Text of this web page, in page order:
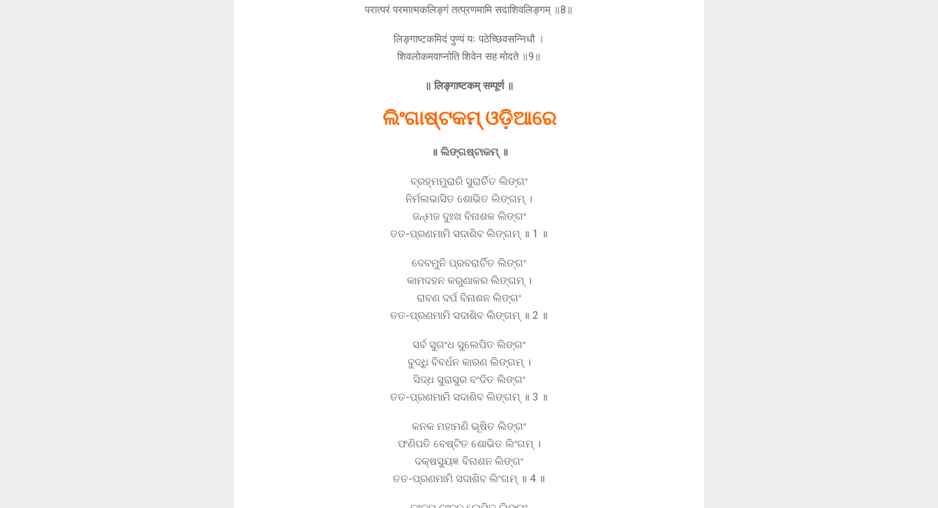
परात्परं परमात्मकलिङ्गं तत्प्रणमामि सदाशिवलिङ्गम् ॥8॥
लिङ्गाष्टकमिदं पुण्यं यः पठेच्छिवसन्निधौ ।
शिवलोकमवाप्नोति शिवेन सह मोदते ॥9॥
॥ लिङ्गाष्टकम् सम्पूर्ण ॥
ଲିଂଗାଷ୍ଟକମ୍ ଓଡ଼ିଆରେ
॥ ଲିଙ୍ଗଷ୍ଟାକମ୍ ॥
ବ୍ରହ୍ମମୁରାରି ସୁରାର୍ଚିତ ଲିଙ୍ଗଂ
ନିର୍ମଲଭାସିତ ଶୋଭିତ ଲିଙ୍ଗମ୍ ।
ଜନ୍ମଜ ଦୁଃଖ ବିନାଶକ ଲିଙ୍ଗଂ
ତତ-ପ୍ରଣମାମି ସଦାଶିବ ଲିଙ୍ଗମ୍ ॥ 1 ॥
ଦେବମୁନି ପ୍ରବରାର୍ଚିତ ଲିଙ୍ଗଂ
କାମଦହନ କରୁଣାକର ଲିଙ୍ଗମ୍ ।
ରାବଣ ଦର୍ପ ବିନାଶନ ଲିଙ୍ଗଂ
ତତ-ପ୍ରଣମାମି ସଦାଶିବ ଲିଙ୍ଗମ୍ ॥ 2 ॥
ସର୍ବ ସୁଗଂଧ ସୁଲେପିତ ଲିଙ୍ଗଂ
ବୁଦ୍ଧି ବିବର୍ଧନ କାରଣ ଲିଙ୍ଗମ୍ ।
ସିଦ୍ଧ ସୁରାସୁର ବଂଦିତ ଲିଙ୍ଗଂ
ତତ-ପ୍ରଣମାମି ସଦାଶିବ ଲିଙ୍ଗମ୍ ॥ 3 ॥
କନକ ମହାମଣି ଭୂଷିତ ଲିଙ୍ଗଂ
ଫଣିପତି ବେଷ୍ଟିତ ଶୋଭିତ ଲିଂଗମ୍ ।
ଦକ୍ଷସୁୟଜ୍ଞ ବିନାଶନ ଲିଙ୍ଗଂ
ତତ-ପ୍ରଣମାମି ସଦାଶିବ ଲିଂଗମ୍ ॥ 4 ॥